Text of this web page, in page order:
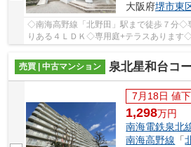
大阪府堺市東
◇南海高野線「北野田」駅まで徒歩７分◇
りある４ＬＤＫ◇専用庭+テラスあります
売買 | 中古マンション
泉北星和台コ
7月18日 値
1,298万円
南海電鉄泉北
南海高野線 「